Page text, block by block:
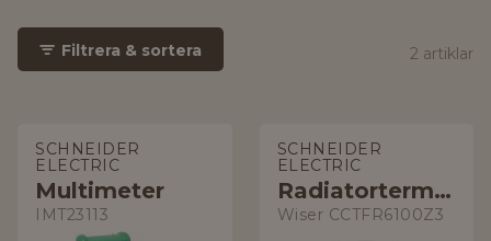
Filtrera & sortera 2 artiklar
SCHNEIDER
ELECTRIC
Multimeter
IMT23113
SCHNEIDER
ELECTRIC
Radiatortermostat
Wiser CCTFR6100Z3